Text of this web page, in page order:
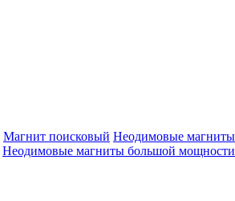
Магнит поисковый Неодимовые
Неодимовые магниты большой мощности